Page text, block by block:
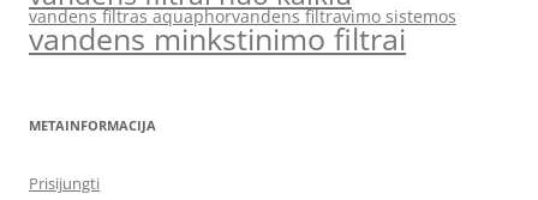
vandens filtras aquaphorvandens filtravimo sistemos
vandens minkstinimo filtrai
METAINFORMACIJA
Prisijungti